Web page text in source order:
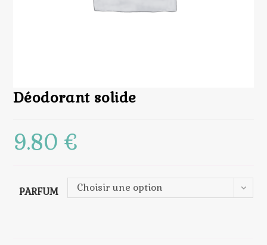
Déodorant solide
9.80€
PARFUM Choisir une option